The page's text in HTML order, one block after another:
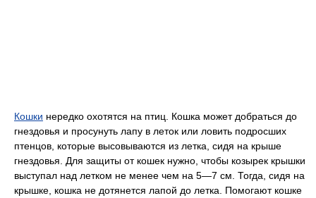
Кошки нередко охотятся на птиц. Кошка может добраться до
гнездовья и просунуть лапу в леток или ловить подросших
птенцов, которые высовываются из летка, сидя на крыше
гнездовья. Для защиты от кошек нужно, чтобы козырек крышки
выступал над летком не менее чем на 5—7 см. Тогда, сидя на
крышке, кошка не дотянется лапой до летка. Помогают кошке